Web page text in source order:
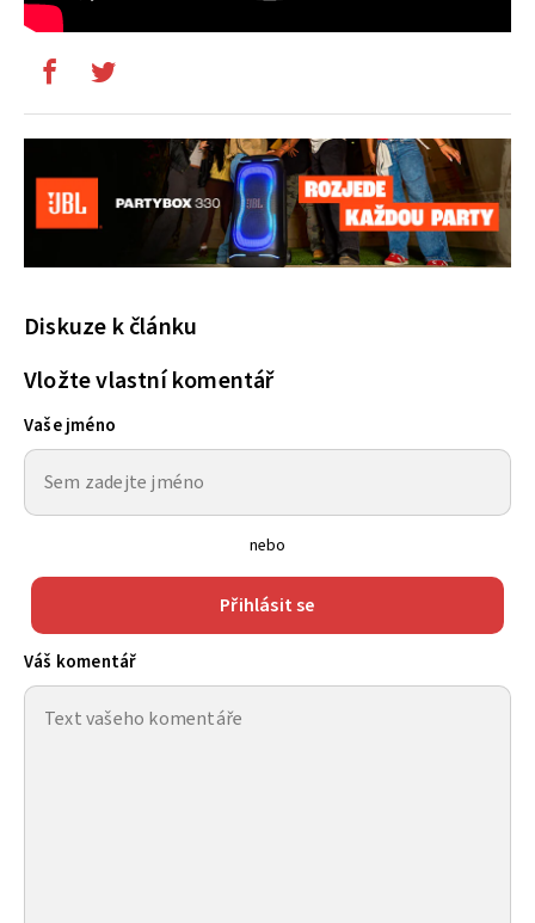
Diskuze k článku
Vložte vlastní komentář
Vaše jméno
nebo
Přihlásit se
Váš komentář